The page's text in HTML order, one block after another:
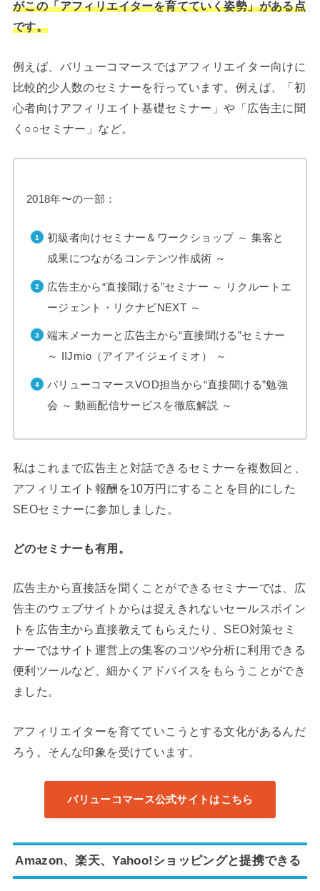
がこの「アフィリエイターを育てていく姿勢」がある点
です。
例えば、バリューコマースではアフィリエイター向けに
比較的少人数のセミナーを行っています。例えば、「初
心者向けアフィリエイト基礎セミナー」や「広告主に聞
く○○セミナー」など。
2018年〜の一部：
初級者向けセミナー＆ワークショップ ～ 集客と
成果につながるコンテンツ作成術 ～
広告主から“直接聞ける”セミナー ～ リクルートエ
ージェント・リクナビNEXT ～
端末メーカーと広告主から“直接聞ける”セミナー
～ IIJmio（アイアイジェイミオ） ～
バリューコマースVOD担当から“直接聞ける”勉強
会 ～ 動画配信サービスを徹底解説 ～
私はこれまで広告主と対話できるセミナーを複数回と、
アフィリエイト報酬を10万円にすることを目的にした
SEOセミナーに参加しました。
どのセミナーも有用。
広告主から直接話を聞くことができるセミナーでは、広
告主のウェブサイトからは捉えきれないセールスポイン
トを広告主から直接教えてもらえたり、SEO対策セミ
ナーではサイト運営上の集客のコツや分析に利用できる
便利ツールなど、細かくアドバイスをもらうことができ
ました。
アフィリエイターを育てていこうとする文化があるんだ
ろう。そんな印象を受けています。
バリューコマース公式サイトはこちら
Amazon、楽天、Yahoo!ショッピングと提携できる